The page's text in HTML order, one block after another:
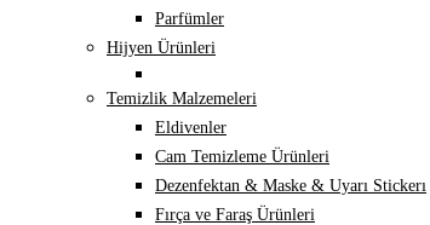
Parfümler
Hijyen Ürünleri
Temizlik Malzemeleri
Eldivenler
Cam Temizleme Ürünleri
Dezenfektan & Maske & Uyarı Stickerı
Fırça ve Faraş Ürünleri